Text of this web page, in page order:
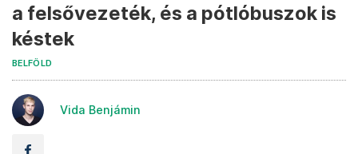
a felsővezeték, és a pótlóbuszok is
késtek
BELFÖLD
Vida Benjámin